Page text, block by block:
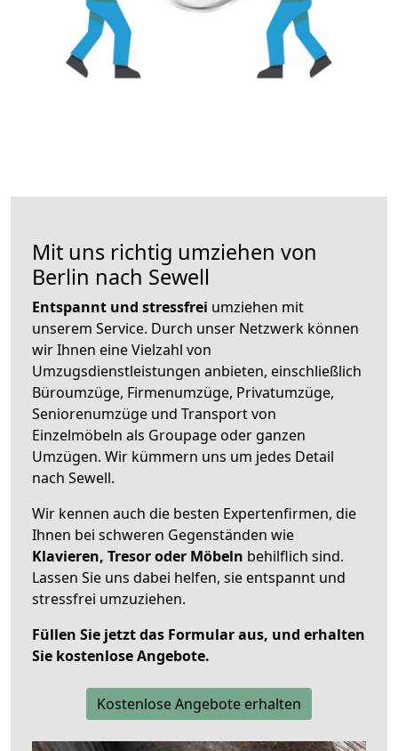
Mit uns richtig umziehen von
Berlin nach Sewell
Entspannt und stressfrei umziehen mit
unserem Service. Durch unser Netzwerk können
wir Ihnen eine Vielzahl von
Umzugsdienstleistungen anbieten, einschließlich
Büroumzüge, Firmenumzüge, Privatumzüge,
Seniorenumzüge und Transport von
Einzelmöbeln als Groupage oder ganzen
Umzügen. Wir kümmern uns um jedes Detail
nach Sewell.
Wir kennen auch die besten Expertenfirmen, die
Ihnen bei schweren Gegenständen wie
Klavieren, Tresor oder Möbeln behilflich sind.
Lassen Sie uns dabei helfen, sie entspannt und
stressfrei umzuziehen.
Füllen Sie jetzt das Formular aus, und erhalten
Sie kostenlose Angebote.
Kostenlose Angebote erhalten